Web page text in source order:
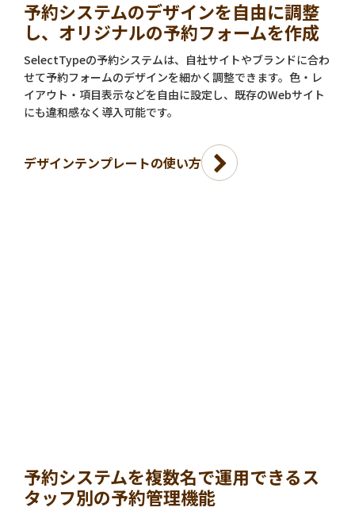
予約システムのデザインを自由に調整
し、オリジナルの予約フォームを作成
SelectTypeの予約システムは、自社サイトやブランドに合わ
せて予約フォームのデザインを細かく調整できます。色・レ
イアウト・項目表示などを自由に設定し、既存のWebサイト
にも違和感なく導入可能です。
デザインテンプレートの使い方
予約システムを複数名で運用できるス
タッフ別の予約管理機能